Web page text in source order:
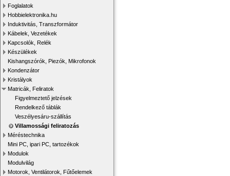
Foglalatok
Hobbielektronika.hu
Induktivitás, Transzformátor
Kábelek, Vezetékek
Kapcsolók, Relék
Készülékek
Kishangszórók, Piezók, Mikrofonok
Kondenzátor
Kristályok
Matricák, Feliratok
Figyelmeztető jelzések
Rendelkező táblák
Veszélyesáru-szállítás
Villamossági feliratozás
Méréstechnika
Mini PC, ipari PC, tartozékok
Modulok
Modulvilág
Motorok, Ventilátorok, Fűtőelemek